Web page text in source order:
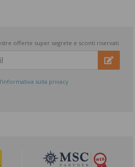
offerte super segrete e sconti riservati
informativa sulla privacy